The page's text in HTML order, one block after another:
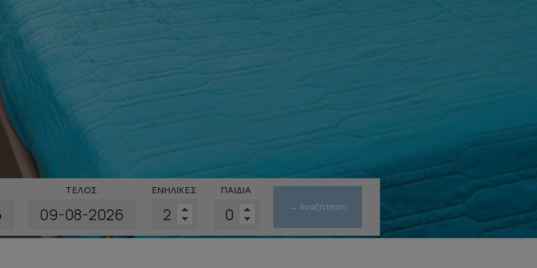
ΤΈΛΟΣ ΕΝΉΛΙΚΕΣ
ΠΑΙΔΙΆ
→ Αναζήτηση